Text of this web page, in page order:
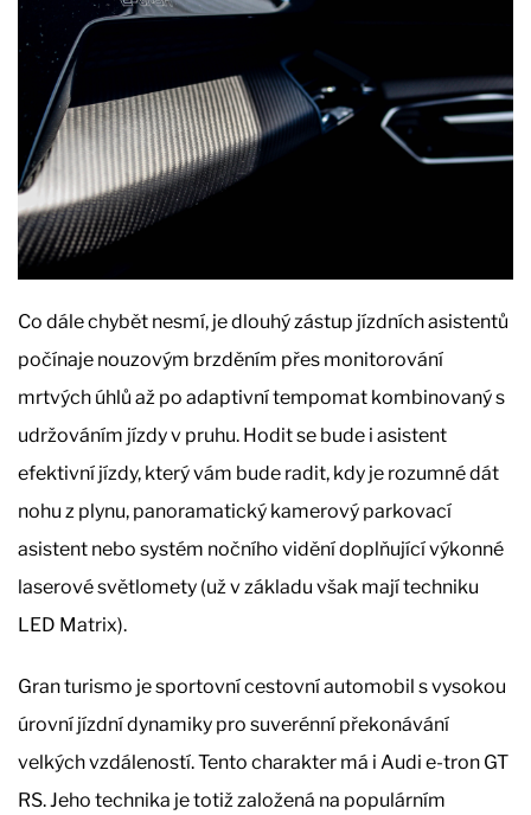
Co dále chybět nesmí, je dlouhý zástup jízdních asistentů
počínaje nouzovým brzděním přes monitorování
mrtvých úhlů až po adaptivní tempomat kombinovaný s
udržováním jízdy v pruhu. Hodit se bude i asistent
efektivní jízdy, který vám bude radit, kdy je rozumné dát
nohu z plynu, panoramatický kamerový parkovací
asistent nebo systém nočního vidění doplňující výkonné
laserové světlomety (už v základu však mají techniku
LED Matrix).
Gran turismo je sportovní cestovní automobil s vysokou
úrovní jízdní dynamiky pro suverénní překonávání
velkých vzdáleností. Tento charakter má i Audi e-tron GT
RS. Jeho technika je totiž založená na populárním